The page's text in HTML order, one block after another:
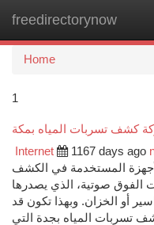
freedirectorynow
Home
1
كشف تسربات المياه بمكة
Internet 1167 days ago
المستخدمة في الكشف
الفوق صوتية، الذي يصدرها
أو الخزان. وبهذا تكون قد
تسربات المياه بجدة التي